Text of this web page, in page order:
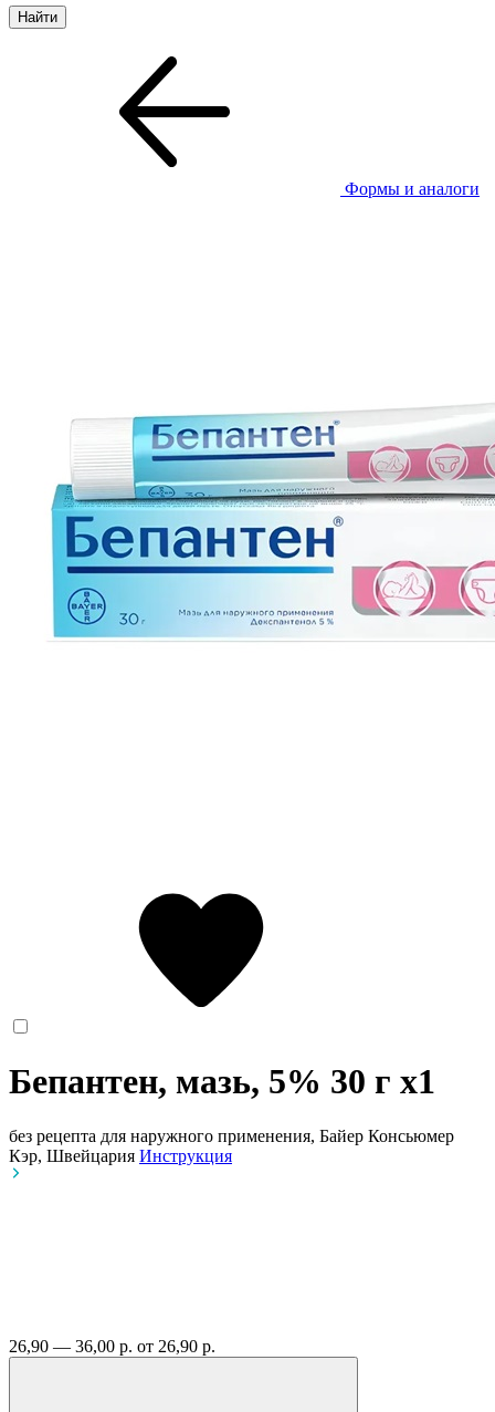
Формы и аналоги
Бепантен, мазь, 5% 30 г x1
без рецепта для наружного применения, Байер Консьюмер
Кэр, Швейцария Инструкция
26,90 — 36,00 р. от 26,90 р.